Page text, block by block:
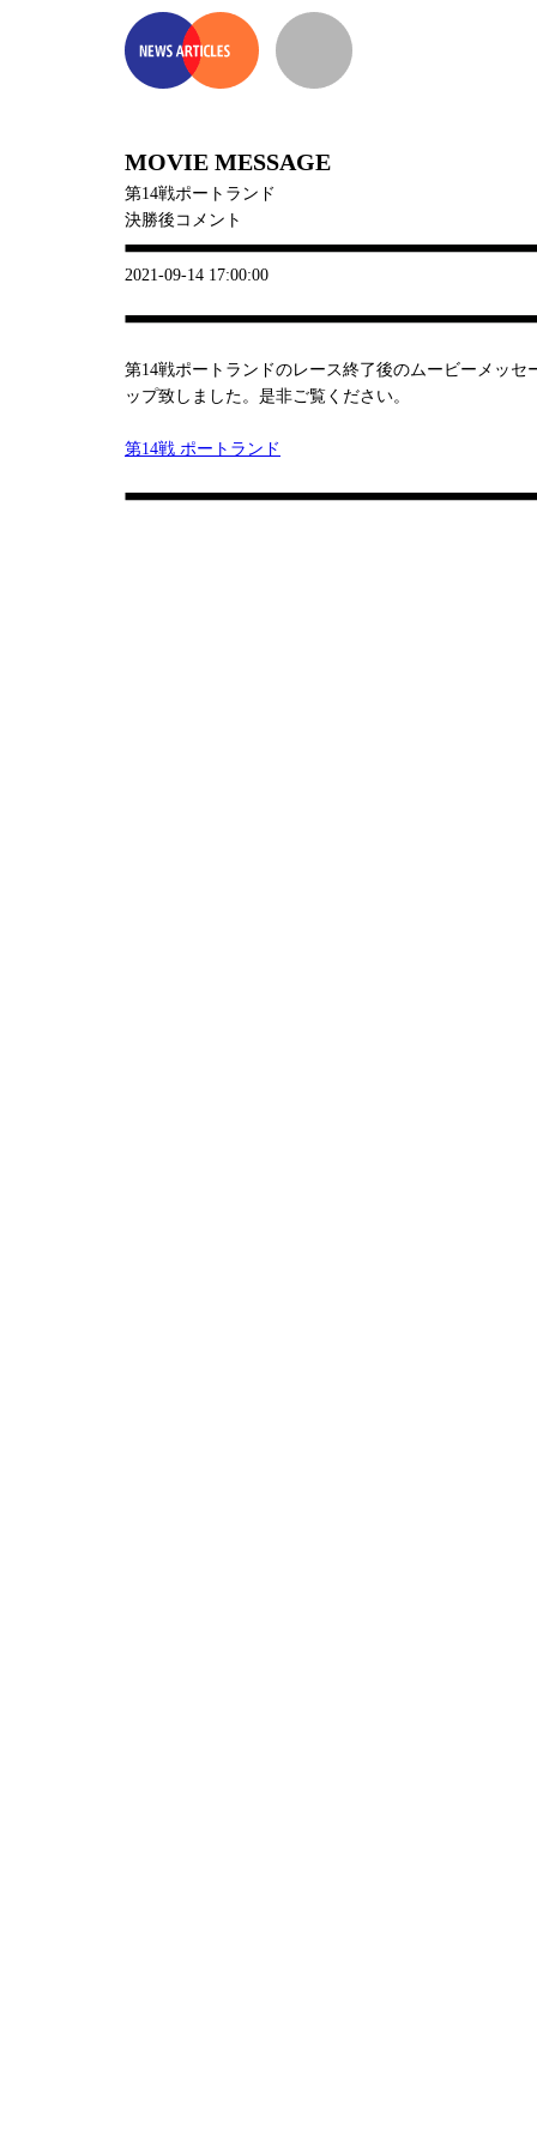
MOVIE MESSAGE
第14戦ポートランド
決勝後コメント
2021-09-14 17:00:00
第14戦ポートランドのレース終了後のムービーメッセ
ップ致しました。是非ご覧ください。
第14戦 ポートランド